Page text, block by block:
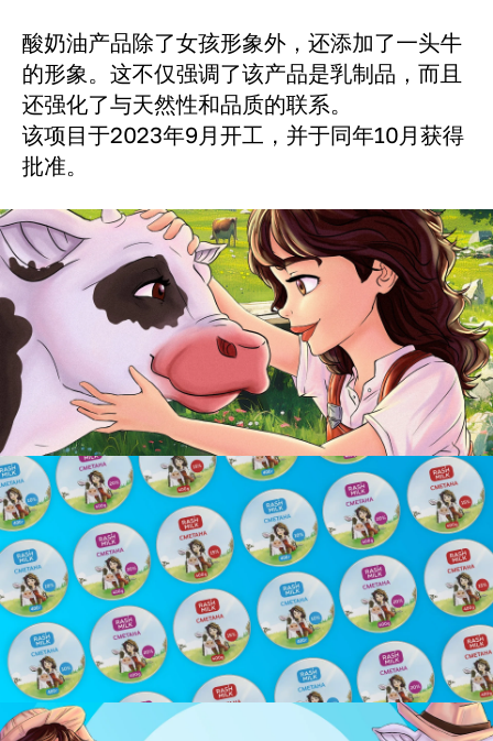
酸奶油产品除了女孩形象外，还添加了一头牛
的形象。这不仅强调了该产品是乳制品，而且
还强化了与天然性和品质的联系。
该项目于2023年9月开工，并于同年10月获得
批准。